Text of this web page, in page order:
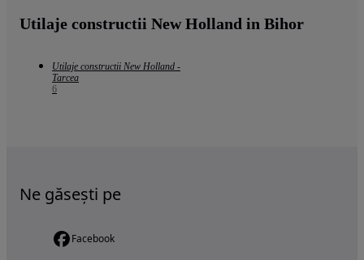
Utilaje constructii New Holland in Bihor
Utilaje constructii New Holland -
Tarcea
6
Ne găsești pe
Facebook